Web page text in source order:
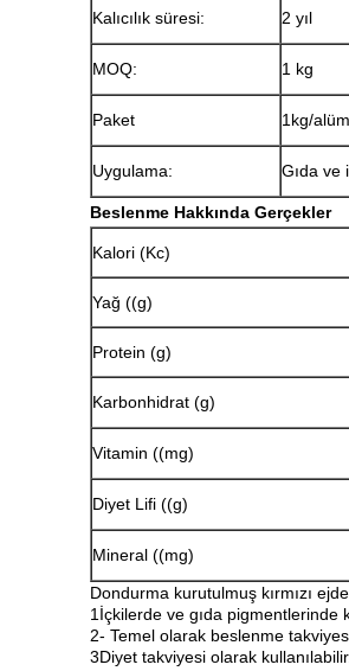
Kalıcılık süresi: 2 yıl
MOQ: 1 kg
Paket 1kg/
Uygulama: Gıda ve
Beslenme Hakkında Gerçekler
Kalori (Kc)
Yağ ((g)
Protein (g)
Karbonhidrat (g)
Vitamin ((mg)
Diyet Lifi ((g)
Mineral ((mg)
Dondurma kurutulmuş kırmızı
1İçkilerde ve gıda pigmentlerinde
2- Temel olarak beslenme
3Diyet takviyesi olarak kullanılabilir.